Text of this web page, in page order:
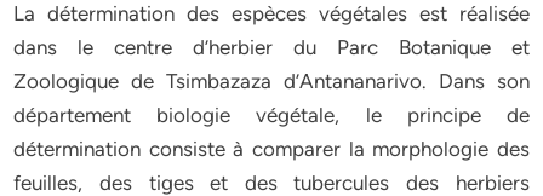
La détermination des espèces végétales est réalisée
dans le centre d’herbier du Parc Botanique et
Zoologique de Tsimbazaza d’Antananarivo. Dans son
département biologie végétale, le principe de
détermination consiste à comparer la morphologie des
feuilles, des tiges et des tubercules des herbiers